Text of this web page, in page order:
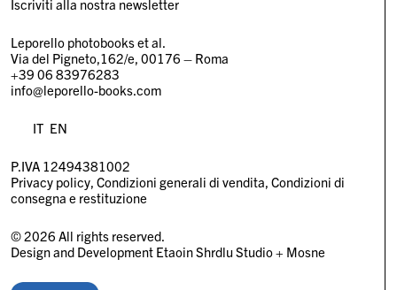
Iscriviti alla nostra newsletter
Leporello photobooks et al.
Via del Pigneto,162/e, 00176 – Roma
+39 06 83976283
info@leporello-books.com
IT EN
P.IVA 12494381002
Privacy policy Condizioni generali di vendita Condizioni di
consegna e restituzione
© 2026 All rights reserved.
Design and Development Etaoin Shrdlu Studio+ Mosne